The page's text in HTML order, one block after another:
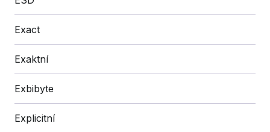
Exact
Exaktní
Exbibyte
Explicitní